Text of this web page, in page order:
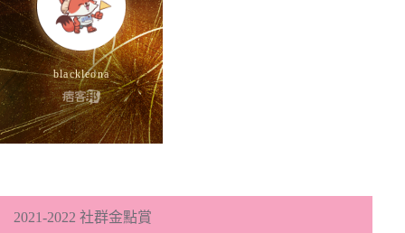
2021-2022 社群金點賞